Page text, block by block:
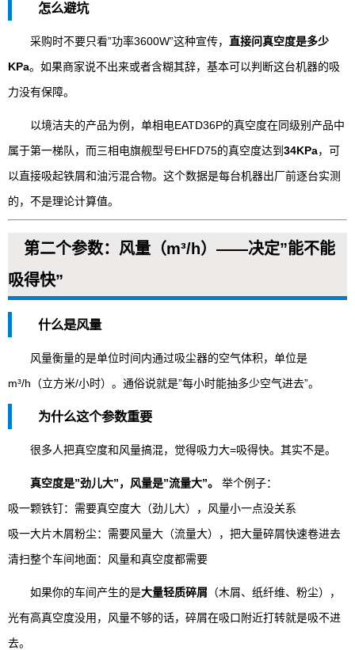
怎么避坑
采购时不要只看”功率3600W”这种宣传， 直接问真空度是多少
KPa。如果商家说不出来或者含糊其辞，基本可以判断这台机器的吸
力没有保障。
以境洁夫的产品为例，单相电EATD36P的真空度在同级别产品中
属于第一梯队，而三相电旗舰型号EHFD75的真空度达到 34KPa，可
以直接吸起铁屑和油污混合物。这个数据是每台机器出厂前逐台实测
的，不是理论计算值。
第二个参数：风量（m³/h）——决定”能不能
吸得快”
什么是风量
风量衡量的是单位时间内通过吸尘器的空气体积，单位是
m³/h（立方米/小时）。通俗说就是”每小时能抽多少空气进去”。
为什么这个参数重要
很多人把真空度和风量搞混，觉得吸力大=吸得快。其实不是。
真空度是”劲儿大”，风量是”流量大”。
举个例子：
吸一颗铁钉：需要真空度大（劲儿大），风量小一点没关系
吸一大片木屑粉尘：需要风量大（流量大），把大量碎屑快速卷进去
清扫整个车间地面：风量和真空度都需要
如果你的车间产生的是大量轻质碎屑 （木屑、纸纤维、粉尘），
光有高真空度没用，风量不够的话，碎屑在吸口附近打转就是吸不进
去。